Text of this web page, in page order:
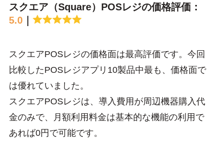
スクエア（Square）POSレジの価格評価：
5.0｜
スクエアPOSレジの価格面は最高評価です。今回
比較したPOSレジアプリ10製品中最も、価格面で
は優れていました。
スクエアPOSレジは、導入費用が周辺機器購入代
金のみで、月額利用料金は基本的な機能の利用で
あれば0円で可能です。